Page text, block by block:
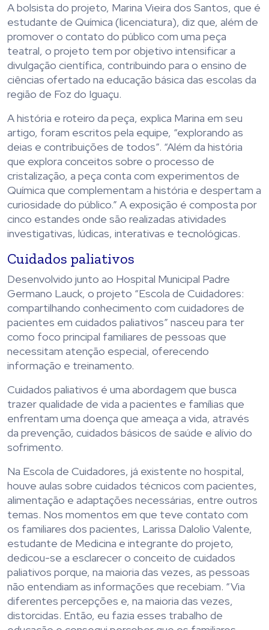
A bolsista do projeto, Marina Vieira dos Santos, que é
estudante de Química (licenciatura), diz que, além de
promover o contato do público com uma peça
teatral, o projeto tem por objetivo intensificar a
divulgação científica, contribuindo para o ensino de
ciências ofertado na educação básica das escolas da
região de Foz do Iguaçu.
A história e roteiro da peça, explica Marina em seu
artigo, foram escritos pela equipe, “explorando as
deias e contribuições de todos”. “Além da história
que explora conceitos sobre o processo de
cristalização, a peça conta com experimentos de
Química que complementam a história e despertam a
curiosidade do público.” A exposição é composta por
cinco estandes onde são realizadas atividades
investigativas, lúdicas, interativas e tecnológicas.
Cuidados paliativos
Desenvolvido junto ao Hospital Municipal Padre
Germano Lauck, o projeto “Escola de Cuidadores:
compartilhando conhecimento com cuidadores de
pacientes em cuidados paliativos” nasceu para ter
como foco principal familiares de pessoas que
necessitam atenção especial, oferecendo
informação e treinamento.
Cuidados paliativos é uma abordagem que busca
trazer qualidade de vida a pacientes e famílias que
enfrentam uma doença que ameaça a vida, através
da prevenção, cuidados básicos de saúde e alívio do
sofrimento.
Na Escola de Cuidadores, já existente no hospital,
houve aulas sobre cuidados técnicos com pacientes,
alimentação e adaptações necessárias, entre outros
temas. Nos momentos em que teve contato com
os familiares dos pacientes, Larissa Dalolio Valente,
estudante de Medicina e integrante do projeto,
dedicou-se a esclarecer o conceito de cuidados
paliativos porque, na maioria das vezes, as pessoas
não entendiam as informações que recebiam. “Via
diferentes percepções e, na maioria das vezes,
distorcidas. Então, eu fazia esses trabalho de